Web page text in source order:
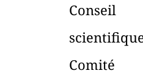
Conseil
Comité